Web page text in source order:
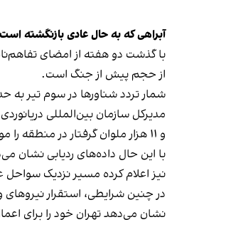
آبراهی که به حال عادی بازنگشته است
از حجم پیش از جنگ است.
شمار تردد شناورها در سوم تیر به حدود ۷۰ مورد رسید که بالاترین رقم از آغاز جنگ است؛ در حالی که پیش از جنگ روزانه به‌طور متوسط حدود ۱۳۰ شناور از این
و ۱۱ هزار ملوان گرفتار در منطقه را موقتا به حالت تعلیق درآورد.
با این حال داده‌های ردیابی نشان
نیز اعلام کرده مسیر نزدیک
در چنین شرایطی، استقرار
نشان می‌دهد تهران خود را برای